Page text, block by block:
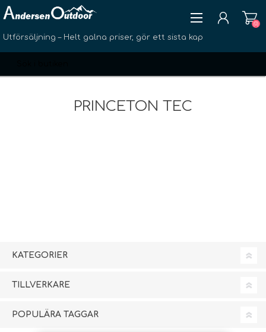
Utförsäljning – Helt galna priser, gör ett sista kap
(0)
PRINCETON TEC
KATEGORIER
TILLVERKARE
POPULÄRA TAGGAR